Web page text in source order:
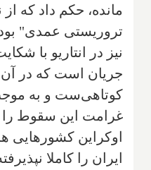
مانده، حکم داد که
تروریستی عمدی"
نیز در انتاریو با
جریان است که در آن
کوتاهی‌ست و به
غرامت این سقوط را
اوکراین کشورهایی
ایران را کاملا